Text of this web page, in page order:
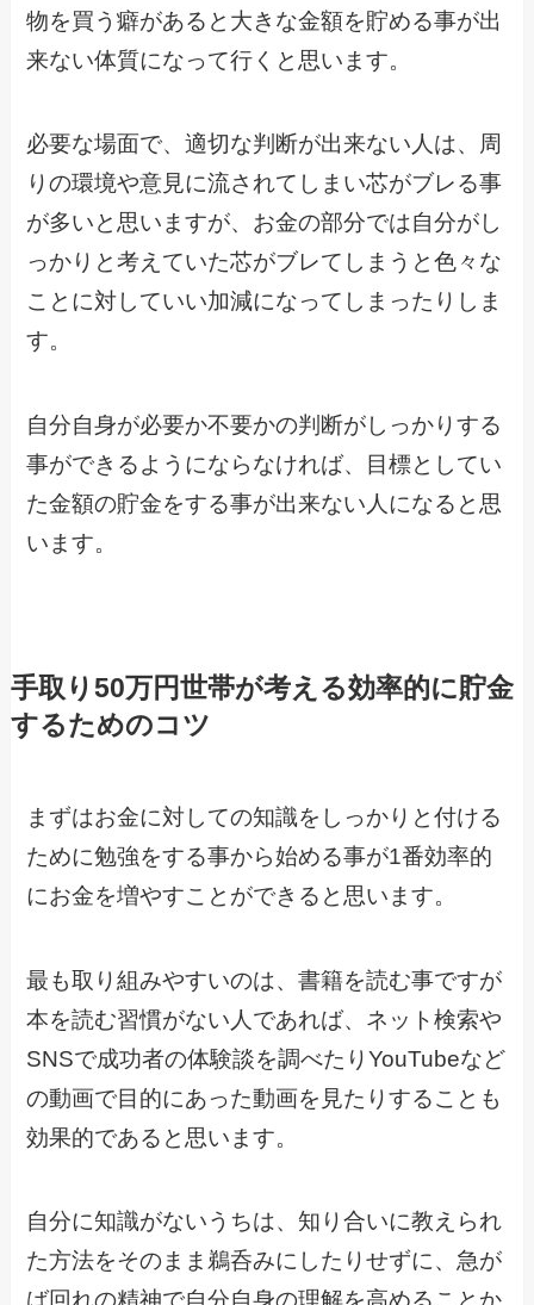
物を買う癖があると大きな金額を貯める事が出
来ない体質になって行くと思います。
必要な場面で、適切な判断が出来ない人は、周
りの環境や意見に流されてしまい芯がブレる事
が多いと思いますが、お金の部分では自分がし
っかりと考えていた芯がブレてしまうと色々な
ことに対していい加減になってしまったりしま
す。
自分自身が必要か不要かの判断がしっかりする
事ができるようにならなければ、目標としてい
た金額の貯金をする事が出来ない人になると思
います。
手取り50万円世帯が考える効率的に貯金
するためのコツ
まずはお金に対しての知識をしっかりと付ける
ために勉強をする事から始める事が1番効率的
にお金を増やすことができると思います。
最も取り組みやすいのは、書籍を読む事ですが
本を読む習慣がない人であれば、ネット検索や
SNSで成功者の体験談を調べたりYouTubeなど
の動画で目的にあった動画を見たりすることも
効果的であると思います。
自分に知識がないうちは、知り合いに教えられ
た方法をそのまま鵜呑みにしたりせずに、急が